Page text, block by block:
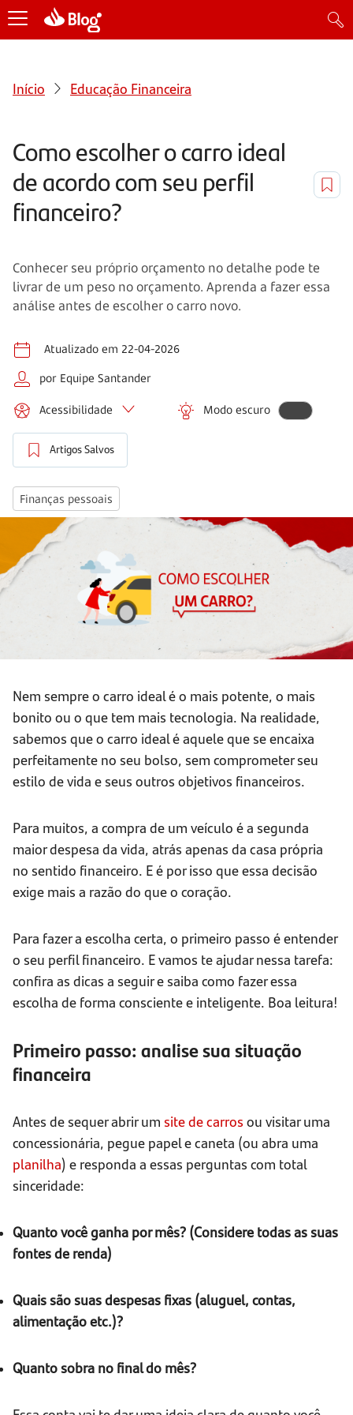
Início Educação Financeira
Como escolher o carro ideal
de acordo com seu perfil
financeiro?
Conhecer seu próprio orçamento no detalhe pode te
livrar de um peso no orçamento. Aprenda a fazer essa
análise antes de escolher o carro novo.
Atualizado em 22-04-2026
por Equipe Santander
Acessibilidade Modo escuro
Artigos Salvos
Finanças pessoais
Nem sempre o carro ideal é o mais potente, o mais
bonito ou o que tem mais tecnologia. Na realidade,
sabemos que o carro ideal é aquele que se encaixa
perfeitamente no seu bolso, sem comprometer seu
estilo de vida e seus outros objetivos financeiros.
Para muitos, a compra de um veículo é a segunda
maior despesa da vida, atrás apenas da casa própria
no sentido financeiro. E é por isso que essa decisão
exige mais a razão do que o coração.
Para fazer a escolha certa, o primeiro passo é entender
o seu perfil financeiro. E vamos te ajudar nessa tarefa:
confira as dicas a seguir e saiba como fazer essa
escolha de forma consciente e inteligente. Boa leitura!
Primeiro passo: analise sua situação
financeira
Antes de sequer abrir um site de carros ou visitar uma
concessionária, pegue papel e caneta (ou abra uma
planilha) e responda a essas perguntas com total
sinceridade:
Quanto você ganha por mês? (Considere todas as suas
fontes de renda)
Quais são suas despesas fixas (aluguel, contas,
alimentação etc.)?
Quanto sobra no final do mês?